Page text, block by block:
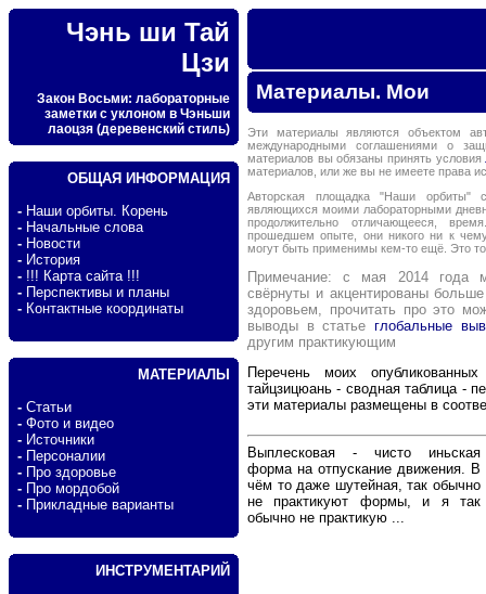
Чэнь ши Тай
Цзи
Закон Восьми: лабораторные
заметки с уклоном в Чэньши
лаоцзя (деревенский стиль)
ОБЩАЯ ИНФОРМАЦИЯ
- Наши орбиты. Корень
- Начальные слова
- Новости
- История
- !!! Карта сайта !!!
- Перспективы и планы
- Контактные координаты
МАТЕРИАЛЫ
- Статьи
- Фото и видео
- Источники
- Персоналии
- Про здоровье
- Про мордобой
- Прикладные варианты
ИНСТРУМЕНТАРИЙ
Материалы. Мои
Эти материалы являются объектом
международными соглашениями о
материалов вы обязаны принять условия
материалов, или же вы не имеете права
Авторская площадка "Наши орбиты"
являющихся моими лабораторными
продолжительно отличающееся,
прошедшем опыте, они никого ни к
могут быть применимы кем-то ещё. Это
Примечание: c мая 2014 года
свёрнуты и акцентированы
здоровьем, прочитать про это
выводы в статье глобальные
другим практикующим
Перечень моих
тайцзицюань - сводная таблица -
эти материалы размещены в
Выплесковая - чисто иньская
форма на отпускание движения. В
чём то даже шутейная, так обычно
не практикуют формы, и я так
обычно не практикую ...